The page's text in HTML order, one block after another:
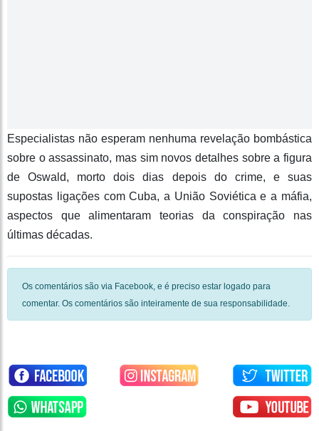
Especialistas não esperam nenhuma revelação bombástica
sobre o assassinato, mas sim novos detalhes sobre a figura
de Oswald, morto dois dias depois do crime, e suas
supostas ligações com Cuba, a União Soviética e a máfia,
aspectos que alimentaram teorias da conspiração nas
últimas décadas.
Os comentários são via Facebook, e é preciso estar logado para
comentar. Os comentários são inteiramente de sua responsabilidade.